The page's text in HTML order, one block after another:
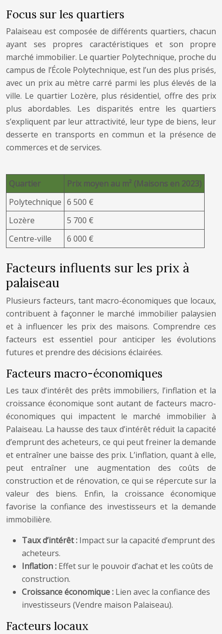
Focus sur les quartiers
Palaiseau est composée de différents quartiers, chacun
ayant ses propres caractéristiques et son propre
marché immobilier. Le quartier Polytechnique, proche du
campus de l’École Polytechnique, est l’un des plus prisés,
avec un prix au mètre carré parmi les plus élevés de la
ville. Le quartier Lozère, plus résidentiel, offre des prix
plus abordables. Les disparités entre les quartiers
s’expliquent par leur attractivité, leur type de biens, leur
desserte en transports en commun et la présence de
commerces et de services.
Quartier
Prix moyen au m² (Maisons en 2023)
Polytechnique 6 500 €
Lozère
5 700 €
Centre-ville
6 000 €
Facteurs influents sur les prix à
palaiseau
Plusieurs facteurs, tant macro-économiques que locaux,
contribuent à façonner le marché immobilier palaysien
et à influencer les prix des maisons. Comprendre ces
facteurs est essentiel pour anticiper les évolutions
futures et prendre des décisions éclairées.
Facteurs macro-économiques
Les taux d’intérêt des prêts immobiliers, l’inflation et la
croissance économique sont autant de facteurs macro-
économiques qui impactent le marché immobilier à
Palaiseau. La hausse des taux d’intérêt réduit la capacité
d’emprunt des acheteurs, ce qui peut freiner la demande
et entraîner une baisse des prix. L’inflation, quant à elle,
peut entraîner une augmentation des coûts de
construction et de rénovation, ce qui se répercute sur la
valeur des biens. Enfin, la croissance économique
favorise la confiance des investisseurs et la demande
immobilière.
Taux d’intérêt : Impact sur la capacité d’emprunt des
acheteurs.
Inflation : Effet sur le pouvoir d’achat et les coûts de
construction.
Croissance économique : Lien avec la confiance des
investisseurs (Vendre maison Palaiseau).
Facteurs locaux